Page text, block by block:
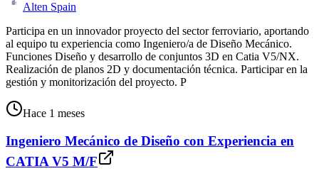
Alten Spain
Participa en un innovador proyecto del sector ferroviario, aportando
al equipo tu experiencia como Ingeniero/a de Diseño Mecánico.
Funciones Diseño y desarrollo de conjuntos 3D en Catia V5/NX.
Realización de planos 2D y documentación técnica. Participar en la
gestión y monitorización del proyecto. P
Hace 1 meses
Ingeniero Mecánico de Diseño con Experiencia en
CATIA V5 M/F